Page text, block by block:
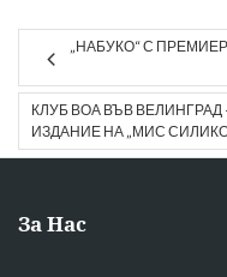
„НАБУКО“ С
КЛУБ ВОА ВЪВ ВЕЛИНГРАД
ИЗДАНИЕ НА „МИС
За Нас